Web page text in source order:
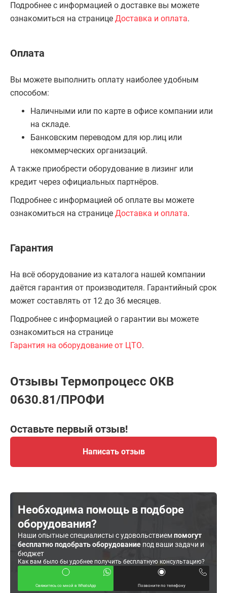
Подробнее с информацией о доставке вы можете
ознакомиться на странице Доставка и оплата.
Оплата
Вы можете выполнить оплату наиболее удобным
способом:
Наличными или по карте в офисе компании или
на складе.
Банковским переводом для юр.лиц или
некоммерческих организаций.
А также приобрести оборудование в лизинг или
кредит через официальных партнёров.
Подробнее с информацией об оплате вы можете
ознакомиться на странице Доставка и оплата.
Гарантия
На всё оборудование из каталога нашей компании
даётся гарантия от производителя. Гарантийный срок
может составлять от 12 до 36 месяцев.
Подробнее с информацией о гарантии вы можете
ознакомиться на странице
Гарантия на оборудование от ЦТО.
Отзывы Термопроцесс ОКВ
0630.81/ПРОФИ
Оставьте первый отзыв!
Написать отзыв
Необходима помощь в подборе
оборудования?
Наши опытные специалисты с удовольствиемпомогут
бесплатно подобрать оборудование под ваши задачи и
бюджет
Как вам было бы удобнее получить бесплатную консультацию?
Свяжитесь со мной в WhatsApp Позвоните по телефону